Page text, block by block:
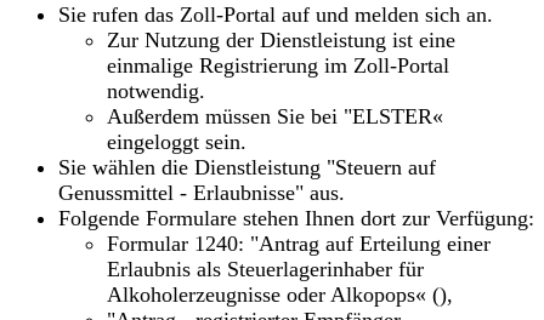
Sie rufen das Zoll-Portal auf und melden sich an.
Zur Nutzung der Dienstleistung ist eine
einmalige Registrierung im Zoll-Portal
notwendig.
Außerdem müssen Sie bei "ELSTER«
eingeloggt sein.
Sie wählen die Dienstleistung "Steuern auf
Genussmittel - Erlaubnisse" aus.
Folgende Formulare stehen Ihnen dort zur Verfügung:
Formular 1240: "Antrag auf Erteilung einer
Erlaubnis als Steuerlagerinhaber für
Alkoholerzeugnisse oder Alkopops« (),